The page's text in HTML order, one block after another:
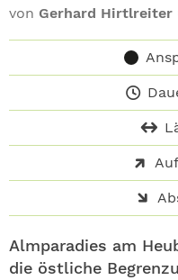
von Gerhard Hirtlreiter
Almparadies am
die östliche
SHOP